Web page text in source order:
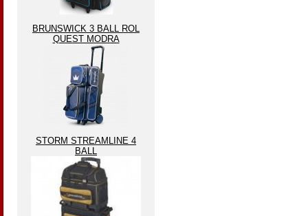
BRUNSWICK 3 BALL ROL
QUEST MODRA
STORM STREAMLINE 4
BALL